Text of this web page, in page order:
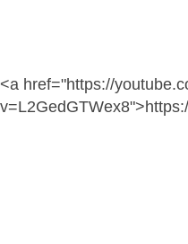
<a href="https://